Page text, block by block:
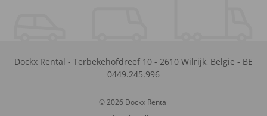
Dockx Rental - Terbekehofdreef 10 - 2610 Wilrijk, België - BE
0449.245.996
© 2026 Dockx Rental